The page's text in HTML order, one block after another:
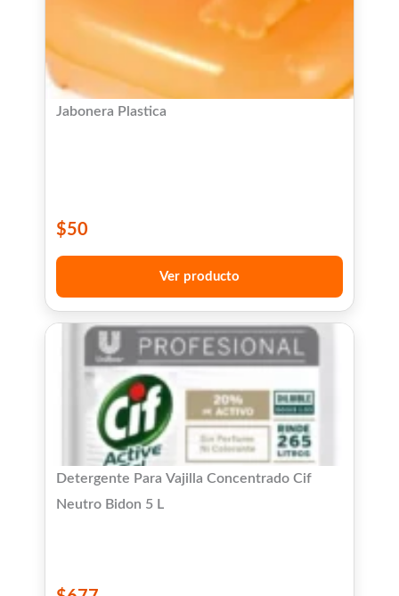
Jabonera Plastica
$50
Ver producto
Detergente Para Vajilla Concentrado Cif
Neutro Bidon 5 L